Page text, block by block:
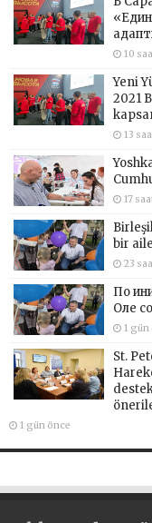
10
Yeni
2021
13
17
bir
23
По
Оле
1 gün
St.
1 gün önce